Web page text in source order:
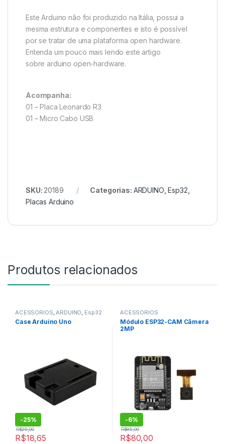
Este Arduino não foi produzido na Itália, possui a
mesma estrutura e componentes e isto é possível
por se tratar de uma plataforma open hardware.
Entenda um pouco mais lendo este artigo
sobre arduino open-hardware.
Acompanha:
01 – Placa Leonardo R3
01 – Micro Cabo USB
SKU: 20189 Categorias: ARDUINO ,Esp32
Placas Arduino
Produtos relacionados
ACESSÓRIOS,ARDUINO, Esp32
Case Arduino Uno
-25%
R$18,65
R$25,00
ACESSÓRIOS
,
ARDUINO
,
SENSORES E MÓDULOS
SOFTWARE
Módulo ESP32-CAM Câmera
2MP
-6%
R$80,00
R$85,00